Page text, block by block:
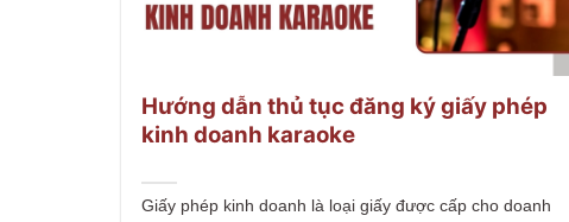
Hướng dẫn thủ tục đăng ký giấy phép
kinh doanh karaoke
Giấy phép kinh doanh là loại giấy được cấp cho doanh